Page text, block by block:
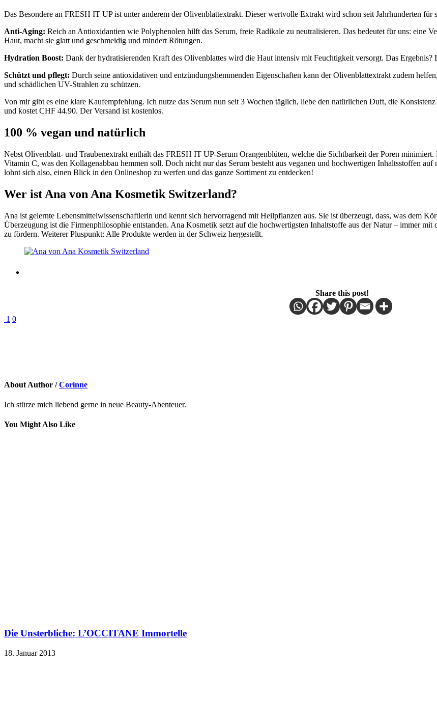
Das Besondere an FRESH IT UP ist unter anderem der Olivenblattextrakt. Dieser wertvolle Extrakt wird schon seit Jahrhunderten für
Anti-Aging: Reich an Antioxidantien wie Polyphenolen hilft das Serum, freie Radikale zu neutralisieren. Das bedeutet für uns: eine
Haut, macht sie glatt und geschmeidig und mindert Rötungen.
Hydration Boost: Dank der hydratisierenden Kraft des Olivenblattes wird die Haut intensiv mit Feuchtigkeit versorgt. Das Ergebnis?
Schützt und pflegt: Durch seine antioxidativen und entzündungshemmenden Eigenschaften kann der Olivenblattextrakt zudem
und schädlichen UV-Strahlen zu schützen.
Von mir gibt es eine klare Kaufempfehlung. Ich nutze das Serum nun seit 3 Wochen täglich, liebe den natürlichen Duft, die
und kostet CHF 44.90. Der Versand ist kostenlos.
100 % vegan und natürlich
Nebst Olivenblatt- und Traubenextrakt enthält das FRESH IT UP-Serum Orangenblüten, welche die Sichtbarkeit der Poren
Vitamin C, was den Kollagenabbau hemmen soll. Doch nicht nur das Serum besteht aus veganen und hochwertigen Inhaltsstoffen auf
lohnt sich also, einen Blick in den Onlineshop zu werfen und das ganze Sortiment zu entdecken!
Wer ist Ana von Ana Kosmetik Switzerland?
Ana ist gelernte Lebensmittelwissenschaftlerin und kennt sich hervorragend mit Heilpflanzen aus. Sie ist überzeugt, dass, was dem
Überzeugung ist die Firmenphilosophie entstanden. Ana Kosmetik setzt auf die hochwertigsten Inhaltstoffe aus der Natur – immer
zu fördern. Weiterer Pluspunkt: Alle Produkte werden in der Schweiz hergestellt.
Share this post!
1 0
About Author /Corinne
Ich stürze mich liebend gerne in neue Beauty-Abenteuer.
You Might Also Like
Die Unsterbliche: L’OCCITANE Immortelle
18. Januar 2013